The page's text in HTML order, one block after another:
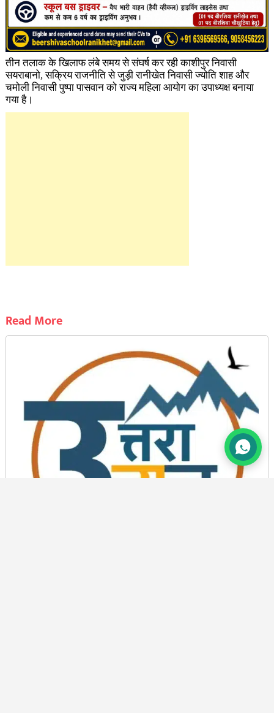
तीन तलाक के खिलाफ लंबे समय से संघर्ष कर रही काशीपुर निवासी
सयराबानो, सक्रिय राजनीति से जुड़ी रानीखेत निवासी ज्योति शाह और
चमोली निवासी पुष्पा पासवान को राज्य महिला आयोग का उपाध्यक्ष बनाया
गया है।
Read More